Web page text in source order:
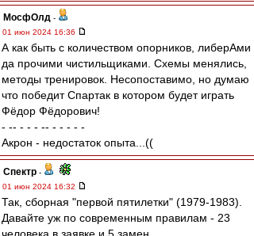
МосфОлд -
01 июн 2024 16:36
А как быть с количеством опорников, либерАми
да прочими чистильщиками. Схемы менялись,
методы тренировок. Несопоставимо, но думаю
что победит Спартак в котором будет играть
Фёдор Фёдорович!
- -- - - - -- - - - - -
Акрон - недостаток опыта...((
Спектр -
01 июн 2024 16:32
Так, сборная "первой пятилетки" (1979-1983).
Давайте уж по современным правилам - 23